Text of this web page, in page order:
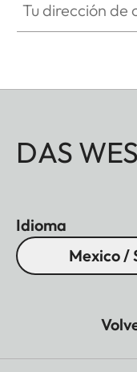
DAS
Idioma
Mexico /